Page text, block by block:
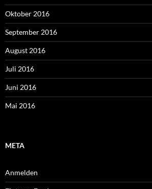
Oktober 2016
September 2016
August 2016
Juli 2016
Juni 2016
Mai 2016
META
Anmelden